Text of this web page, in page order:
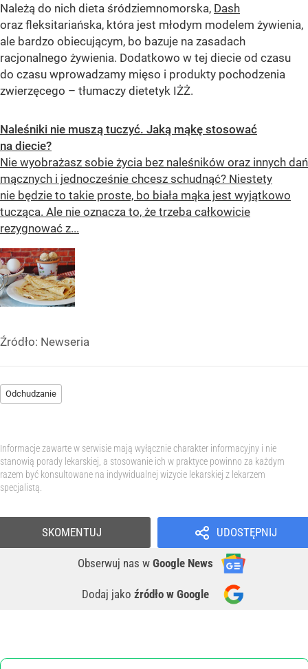
Należą do nich dieta śródziemnomorska, Dash
oraz fleksitariańska, która jest młodym modelem żywienia,
ale bardzo obiecującym, bo bazuje na zasadach
racjonalnego żywienia. Dodatkowo w tej diecie od czasu
do czasu wprowadzamy mięso i produkty pochodzenia
zwierzęcego – tłumaczy dietetyk IŻŻ.
Naleśniki nie muszą tuczyć. Jaką mąkę stosować
na diecie?
Nie wyobrażasz sobie życia bez naleśników oraz innych dań
mącznych i jednocześnie chcesz schudnąć? Niestety
nie będzie to takie proste, bo biała mąka jest wyjątkowo
tucząca. Ale nie oznacza to, że trzeba całkowicie
rezygnować z...
Źródło: Newseria
Odchudzanie
Informacje zawarte w serwisie mają wyłącznie charakter informacyjny i nie
stanowią porady lekarskiej, a stosowanie ich w praktyce powinno za każdym
razem być konsultowane na indywidualnej wizycie lekarskiej z lekarzem
specjalistą.
UDOSTĘPNIJ
Obserwuj nas w Google News
Dodaj jako źródło w Google
SKOMENTUJ